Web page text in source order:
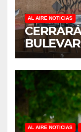
AL AIRE NOTICIAS
PARA
ANTES
CLASES
AL AIRE NOTICIAS